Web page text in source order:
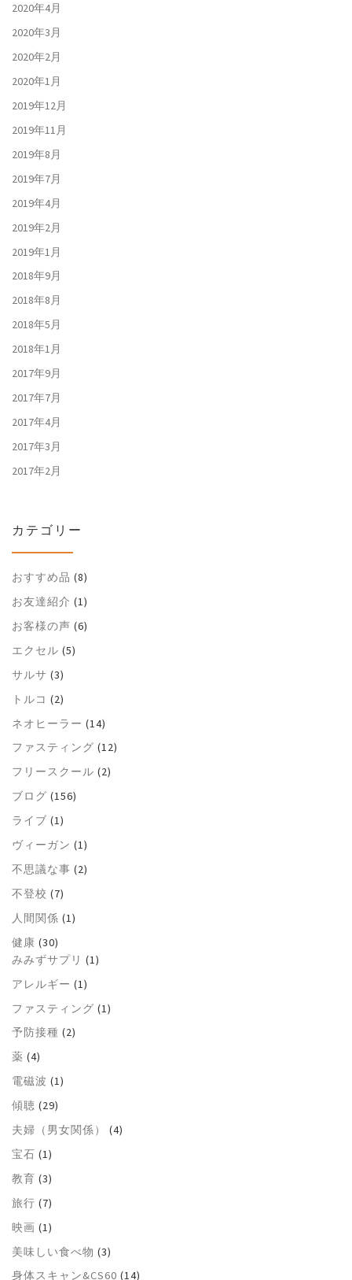
2020年4月
2020年3月
2020年2月
2020年1月
2019年12月
2019年11月
2019年8月
2019年7月
2019年4月
2019年2月
2019年1月
2018年9月
2018年8月
2018年5月
2018年1月
2017年9月
2017年7月
2017年4月
2017年3月
2017年2月
カテゴリー
おすすめ品 (8)
お友達紹介 (1)
お客様の声 (6)
エクセル (5)
サルサ (3)
トルコ (2)
ネオヒーラー (14)
ファスティング (12)
フリースクール (2)
ブログ (156)
ライブ (1)
ヴィーガン (1)
不思議な事 (2)
不登校 (7)
人間関係 (1)
健康 (30)
みみずサプリ (1)
アレルギー (1)
ファスティング (1)
予防接種 (2)
薬 (4)
電磁波 (1)
傾聴 (29)
夫婦（男女関係）
(4)
宝石 (1)
教育 (3)
旅行 (7)
映画 (1)
美味しい食べ物 (3)
身体スキャン&CS60 (14)